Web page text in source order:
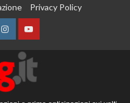
Privacy Policy
InstagramYouTube